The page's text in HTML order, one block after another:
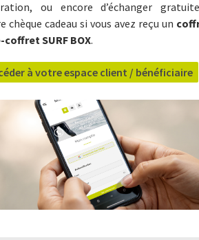
ou encore d’échanger
chèque cadeau si vous avez reçu un
coffret SURF BOX.
à votre espace client / bénéficiaire